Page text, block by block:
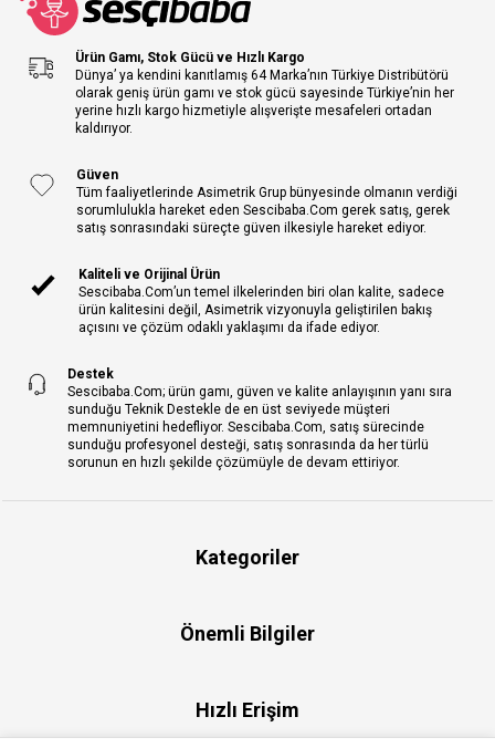
Ürün Gamı, Stok Gücü ve Hızlı Kargo
Dünya’ ya kendini kanıtlamış 64 Marka’nın Türkiye Distribütörü
olarak geniş ürün gamı ve stok gücü sayesinde Türkiye’nin her
yerine hızlı kargo hizmetiyle alışverişte mesafeleri ortadan
kaldırıyor.
Güven
Tüm faaliyetlerinde Asimetrik Grup bünyesinde olmanın verdiği
sorumlulukla hareket eden Sescibaba.Com gerek satış, gerek
satış sonrasındaki süreçte güven ilkesiyle hareket ediyor.
Kaliteli ve Orijinal Ürün
Sescibaba.Com’un temel ilkelerinden biri olan kalite, sadece
ürün kalitesini değil, Asimetrik vizyonuyla geliştirilen bakış
açısını ve çözüm odaklı yaklaşımı da ifade ediyor.
Destek
Sescibaba.Com; ürün gamı, güven ve kalite anlayışının yanı sıra
sunduğu Teknik Destekle de en üst seviyede müşteri
memnuniyetini hedefliyor. Sescibaba.Com, satış sürecinde
sunduğu profesyonel desteği, satış sonrasında da her türlü
sorunun en hızlı şekilde çözümüyle de devam ettiriyor.
Kategoriler
Önemli Bilgiler
Hızlı Erişim